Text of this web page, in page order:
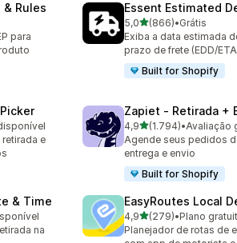
& Rules
para
Essent Estimated
5,0de 5 estrelas
(866)
866 avaliações ao todo
•Grátis
Exiba a data estimada
prazo de frete (EDD/
Built for Shopify
retirada e
Zapiet ‑ Retirada +
4,9de 5 estrelas
(1.794)
1794 avaliações ao
•Avaliação
Agende seus pedidos
entrega e envio
Built for Shopify
& Time
na
EasyRoutes Local
4,9de 5 estrelas
(279)
279 avaliações ao todo
•Plano
Planejador de rotas de